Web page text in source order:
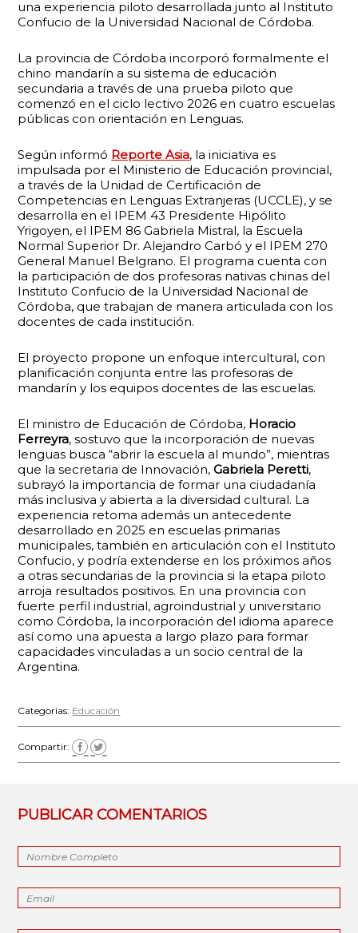
una experiencia piloto desarrollada junto al Instituto
Confucio de la Universidad Nacional de Córdoba.
La provincia de Córdoba incorporó formalmente el
chino mandarín a su sistema de educación
secundaria a través de una prueba piloto que
comenzó en el ciclo lectivo 2026 en cuatro escuelas
públicas con orientación en Lenguas.
Según informó Reporte Asia, la iniciativa es
impulsada por el Ministerio de Educación provincial,
a través de la Unidad de Certificación de
Competencias en Lenguas Extranjeras (UCCLE), y se
desarrolla en el IPEM 43 Presidente Hipólito
Yrigoyen, el IPEM 86 Gabriela Mistral, la Escuela
Normal Superior Dr. Alejandro Carbó y el IPEM 270
General Manuel Belgrano. El programa cuenta con
la participación de dos profesoras nativas chinas del
Instituto Confucio de la Universidad Nacional de
Córdoba, que trabajan de manera articulada con los
docentes de cada institución.
El proyecto propone un enfoque intercultural, con
planificación conjunta entre las profesoras de
mandarín y los equipos docentes de las escuelas.
El ministro de Educación de Córdoba, Horacio
Ferreyra, sostuvo que la incorporación de nuevas
lenguas busca “abrir la escuela al mundo”, mientras
que la secretaria de Innovación,Gabriela Peretti,
subrayó la importancia de formar una ciudadanía
más inclusiva y abierta a la diversidad cultural. La
experiencia retoma además un antecedente
desarrollado en 2025 en escuelas primarias
municipales, también en articulación con el Instituto
Confucio, y podría extenderse en los próximos años
a otras secundarias de la provincia si la etapa piloto
arroja resultados positivos. En una provincia con
fuerte perfil industrial, agroindustrial y universitario
como Córdoba, la incorporación del idioma aparece
así como una apuesta a largo plazo para formar
capacidades vinculadas a un socio central de la
Argentina.
Categorías: Educación
Compartir:
PUBLICAR COMENTARIOS